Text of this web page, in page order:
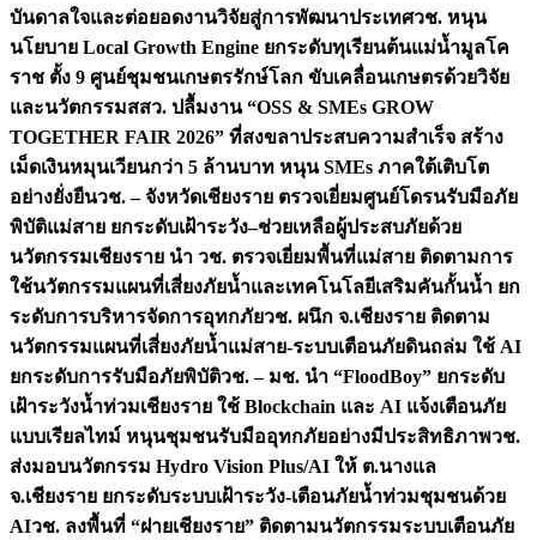
บันดาลใจและต่อยอดงานวิจัยสู่การพัฒนาประเทศวช. หนุน
นโยบาย Local Growth Engine ยกระดับทุเรียนต้นแม่น้ำมูลโค
ราช ตั้ง 9 ศูนย์ชุมชนเกษตรรักษ์โลก ขับเคลื่อนเกษตรด้วยวิจัย
และนวัตกรรมสสว. ปลื้มงาน “OSS & SMEs GROW
TOGETHER FAIR 2026” ที่สงขลาประสบความสำเร็จ สร้าง
เม็ดเงินหมุนเวียนกว่า 5 ล้านบาท หนุน SMEs ภาคใต้เติบโต
อย่างยั่งยืนวช. – จังหวัดเชียงราย ตรวจเยี่ยมศูนย์โดรนรับมือภัย
พิบัติแม่สาย ยกระดับเฝ้าระวัง–ช่วยเหลือผู้ประสบภัยด้วย
นวัตกรรมเชียงราย นำ วช. ตรวจเยี่ยมพื้นที่แม่สาย ติดตามการ
ใช้นวัตกรรมแผนที่เสี่ยงภัยน้ำและเทคโนโลยีเสริมคันกั้นน้ำ ยก
ระดับการบริหารจัดการอุทกภัยวช. ผนึก จ.เชียงราย ติดตาม
นวัตกรรมแผนที่เสี่ยงภัยน้ำแม่สาย-ระบบเตือนภัยดินถล่ม ใช้ AI
ยกระดับการรับมือภัยพิบัติวช. – มช. นำ “FloodBoy” ยกระดับ
เฝ้าระวังน้ำท่วมเชียงราย ใช้ Blockchain และ AI แจ้งเตือนภัย
แบบเรียลไทม์ หนุนชุมชนรับมืออุทกภัยอย่างมีประสิทธิภาพวช.
ส่งมอบนวัตกรรม Hydro Vision Plus/AI ให้ ต.นางแล
จ.เชียงราย ยกระดับระบบเฝ้าระวัง-เตือนภัยน้ำท่วมชุมชนด้วย
AIวช. ลงพื้นที่ “ฝายเชียงราย” ติดตามนวัตกรรมระบบเตือนภัย